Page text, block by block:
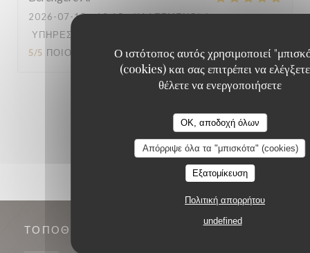
Ο ιστότοπος αυτός χρησιμοποιεί
(cookies) και σας επιτρέπει να ελέγξετε
θέλετε να ενεργοποιήσετε
OK, αποδοχή όλων
Απόρριψε όλα τα "μπισκότα" (cookies)
Εξατομίκευση
Πολιτική απορρήτου
undefined
2026-07-18- 19:15 - ΚΑΛΕΣΜΈΝΟΙ 6
ΥΠΗΡΕΣΊΑ
5/5 ΠΟΙΌΤΗΤΑ / ΤΙΜΉ: 4/5
ΤΟΠΟΘΕΣΊΑ